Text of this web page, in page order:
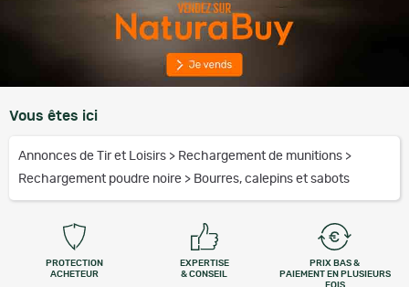
Vous êtes ici
Annonces de Tir et Loisirs > Rechargement de munitions >
Rechargement poudre noire > Bourres, calepins et sabots
PROTECTION
ACHETEUR
EXPERTISE
& CONSEIL
PRIX BAS &
PAIEMENT EN PLUSIEURS
FOIS